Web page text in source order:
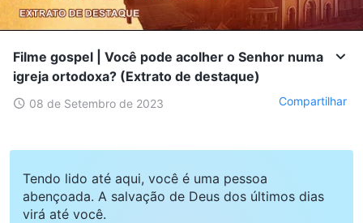
Filme gospel | Você pode acolher o Senhor numa
igreja ortodoxa? (Extrato de destaque)
08 de Setembro de 2023 Compartilhar
Tendo lido até aqui, você é uma pessoa
abençoada. A salvação de Deus dos últimos dias
virá até você.